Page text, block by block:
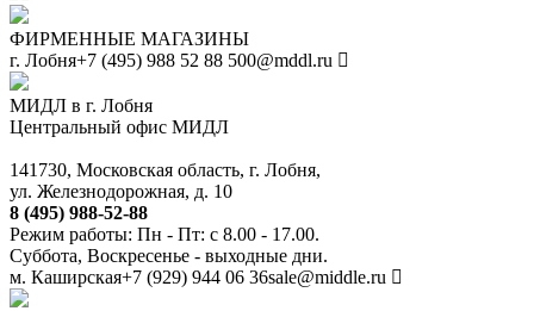
ФИРМЕННЫЕ МАГАЗИНЫ
г. Лобня+7 (495) 988 52 88 500@mddl.ru
МИДЛ в г. Лобня
Центральный офис МИДЛ
141730, Московская область, г. Лобня,
ул. Железнодорожная, д. 10
8 (495) 988-52-88
Режим работы: Пн - Пт: с 8.00 - 17.00.
Суббота, Воскресенье - выходные дни.
м. Каширская+7 (929) 944 06 36sale@middle.ru